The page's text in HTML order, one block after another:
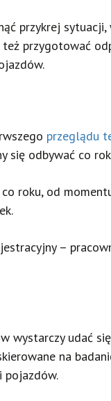
przykrej
przygotować
przeglądu
się odbywać co
co roku, od
–
wystarczy udać
na
pojazdów.